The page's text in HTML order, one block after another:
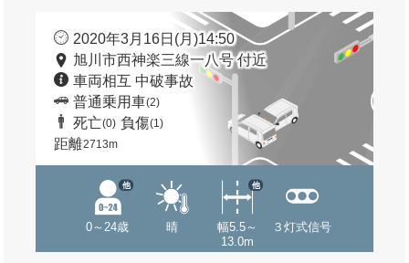
2020年3月16日(月)14:50
旭川市西神楽三線一八号 付近
車両相互 中破事故
普通乗用車(2)
死亡(0) 負傷(1)
距離2713m
0～24歳
他
晴
幅5.5～
13.0m
他
３灯式信号